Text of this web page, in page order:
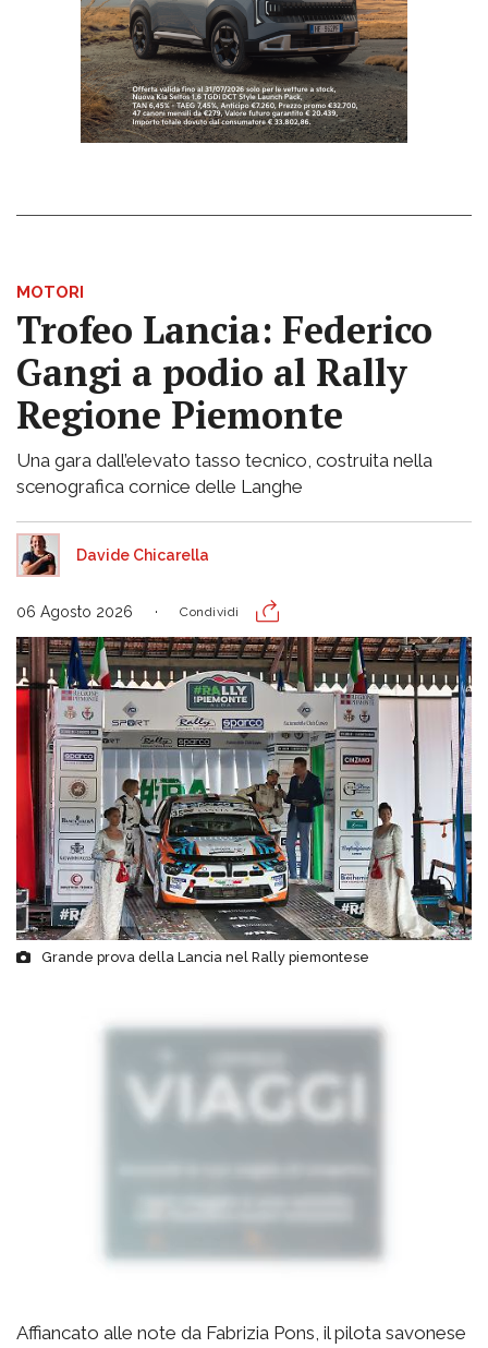
MOTORI
Trofeo Lancia: Federico
Gangi a podio al Rally
Regione Piemonte
Una gara dall’elevato tasso tecnico, costruita nella
scenografica cornice delle Langhe
Davide Chicarella
06 Agosto 2026 Condividi
Grande prova della Lancia nel Rally piemontese
Affiancato alle note da Fabrizia Pons, il pilota savonese